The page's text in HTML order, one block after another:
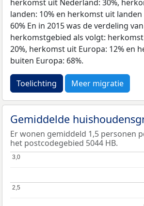
herkomst uit Nederland: 30%,
landen: 10% en herkomst uit
60% En in 2015 was de verdeling
herkomstgebied als volgt:
20%, herkomst uit Europa: 12% en
buiten Europa: 68%.
Toelichting Meer migratie
Gemiddelde
Er wonen gemiddeld 1,5 personen
het postcodegebied 5044 HB.
2,5
2,5
3,0
3,0